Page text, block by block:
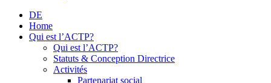
DE
Home
Qui est l’ACTP?
Qui est l’ACTP?
Statuts & Conception Directrice
Activités
Partenariat social